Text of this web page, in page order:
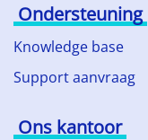
Ondersteuning
Knowledge base
Support aanvraag
Ons kantoor